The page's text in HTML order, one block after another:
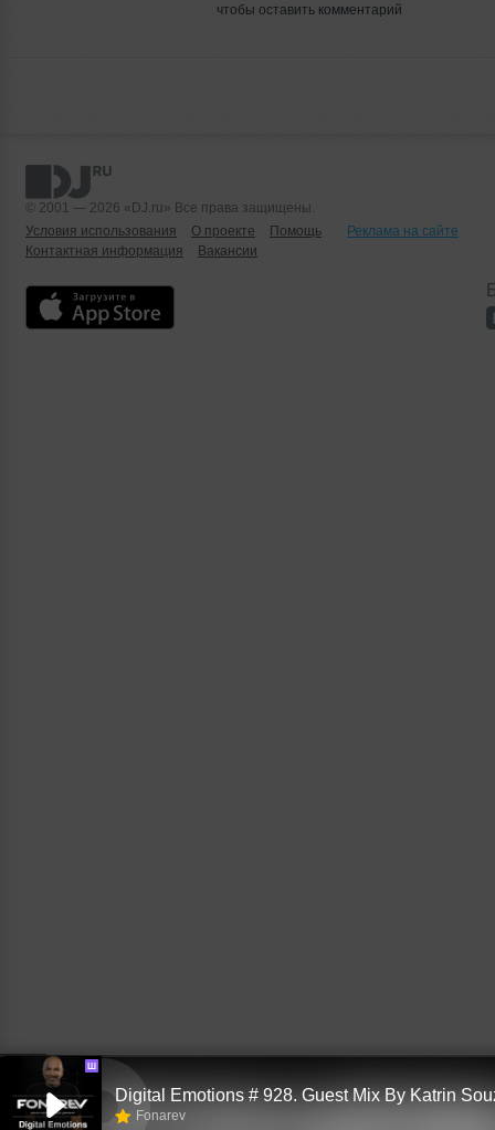
чтобы оставить комментарий
© 2001 — 2026 «DJ.ru» Все права защищены.
Условия использования
О проекте Помощь
Реклама на сайте
Контактная информация
Вакансии
Ш
Digital Emotions # 928. Guest Mix By Katrin
Fonarev